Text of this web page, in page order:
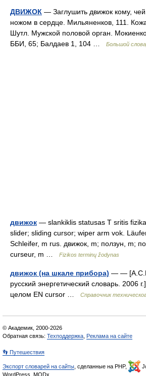
ДВИЖОК — Заглушить движок кому,
ножом в сердце. Мильяненков, 111.
Шутл. Мужской половой орган.
ББИ, 65; Балдаев 1, 104 …
Большой
движок — slankiklis statusas T sritis
slider; sliding cursor; wiper arm vok.
Schleifer, m rus. движок, m; ползун, m;
curseur, m …
Fizikos terminų žodynas
движок (на шкале прибора) — —
русский энергетический словарь. 2006
целом EN cursor …
Справочник
© Академик, 2000-2026
Обратная связь: Техподдержка Реклама на сайте
👣 Путешествия
Экспорт словарей на сайты , сделанные на PHP,
WordPress, MODx.